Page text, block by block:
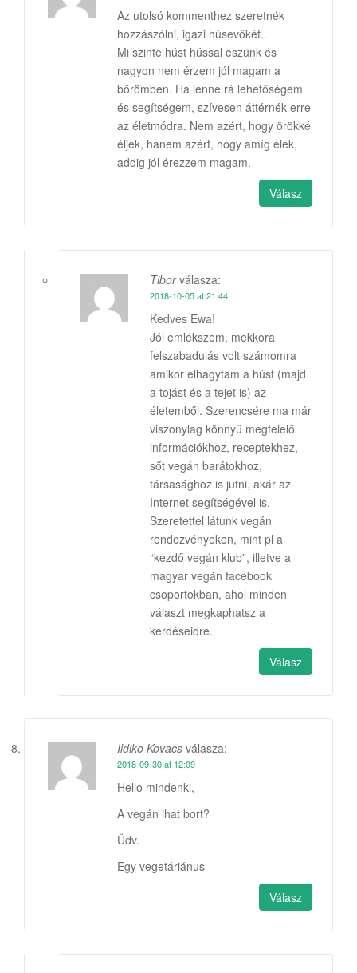
Az utolsó kommenthez szeretnék
hozzászólni, igazi húsevőkét..
Mi szinte húst hússal eszünk és
nagyon nem érzem jól magam a
bőrömben. Ha lenne rá lehetőségem
és segítségem, szívesen áttérnék erre
az életmódra. Nem azért, hogy örökké
éljek, hanem azért, hogy amíg élek,
addig jól érezzem magam.
Válasz
Tibor válasza:
2018-10-05 at 21:44
Kedves Ewa!
Jól emlékszem, mekkora
felszabadulás volt számomra
amikor elhagytam a húst (majd
a tojást és a tejet is) az
életemből. Szerencsére ma már
viszonylag könnyű megfelelő
információkhoz, receptekhez,
sőt vegán barátokhoz,
társasághoz is jutni, akár az
Internet segítségével is.
Szeretettel látunk vegán
rendezvényeken, mint pl a
“kezdő vegán klub”, illetve a
magyar vegán facebook
csoportokban, ahol minden
választ megkaphatsz a
kérdéseidre.
Válasz
Ildiko Kovacs válasza:
2018-09-30 at 12:09
Hello mindenki,
A vegán ihat bort?
Üdv.
Egy vegetáriánus
Válasz